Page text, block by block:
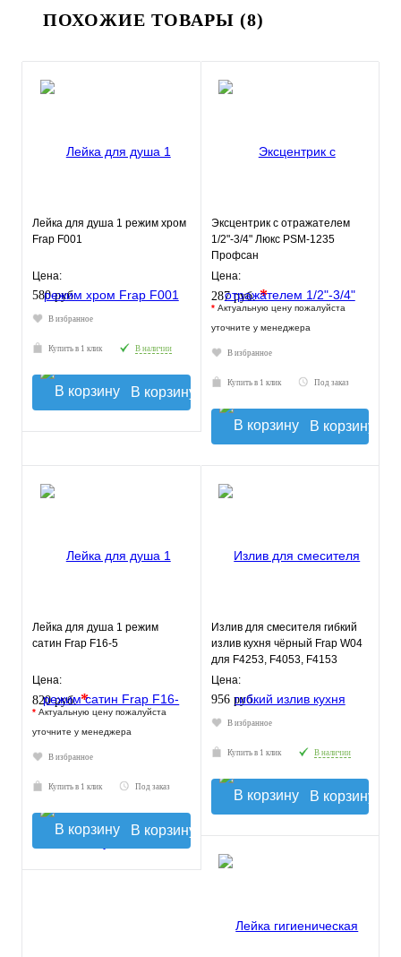
ПОХОЖИЕ ТОВАРЫ (8)
Лейка для душа 1 режим хром
Frap F001
Цена:
580 руб.
В избранное
Купить в 1 клик В наличии
В корзину
Эксцентрик с отражателем
1/2"-3/4" Люкс PSM-1235
Профсан
Цена:
287 руб.*
* Актуальную цену пожалуйста
уточните у менеджера
В избранное
Купить в 1 клик Под заказ
В корзину
Лейка для душа 1 режим
сатин Frap F16-5
Цена:
820 руб.*
* Актуальную цену пожалуйста
уточните у менеджера
В избранное
Купить в 1 клик Под заказ
В корзину
Излив для смесителя гибкий
излив кухня чёрный Frap W04
для F4253, F4053, F4153
Цена:
956 руб.
В избранное
Купить в 1 клик В наличии
В корзину